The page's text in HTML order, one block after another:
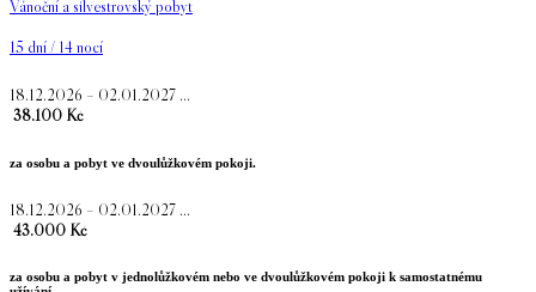
Vánoční a silvestrovský pobyt
15 dní / 14 nocí
18.12.2026 – 02.01.2027 …
38.100 Kč
za osobu a pobyt ve dvoulůžkovém pokoji.
18.12.2026 – 02.01.2027 …
43.000 Kč
za osobu a pobyt v jednolůžkovém nebo ve dvoulůžkovém pokoji k samostatnému